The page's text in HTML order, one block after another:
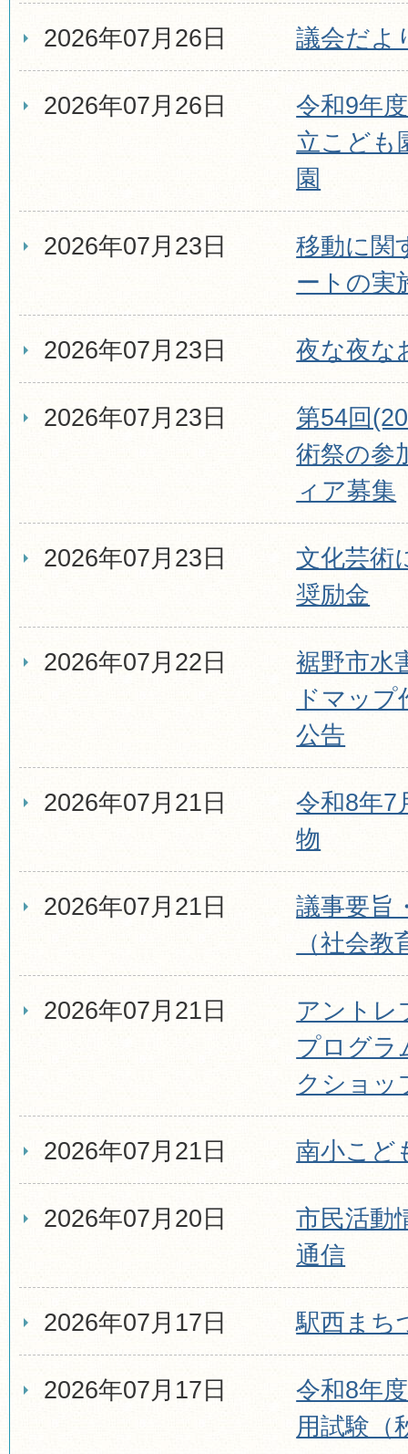
2026年07月26日 議会だよ
2026年07月26日
令和9年
立こども
園
2026年07月23日
移動に関
ートの実
2026年07月23日 夜な夜な
2026年07月23日
第54回
術祭の参
ィア募集
2026年07月23日
文化芸術
奨励金
2026年07月22日
裾野市水
ドマッ
公告
2026年07月21日
令和8年7
物
2026年07月21日
議事要旨
（社会
2026年07月21日
アントレ
プログラ
クショッ
2026年07月21日 南小こど
2026年07月20日
市民活動
通信
2026年07月17日 駅西まち
2026年07月17日
令和8年
用試験（